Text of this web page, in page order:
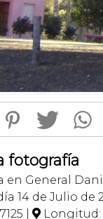
1 T 
fotografía
en General
14 de Julio de
|  Longitud: